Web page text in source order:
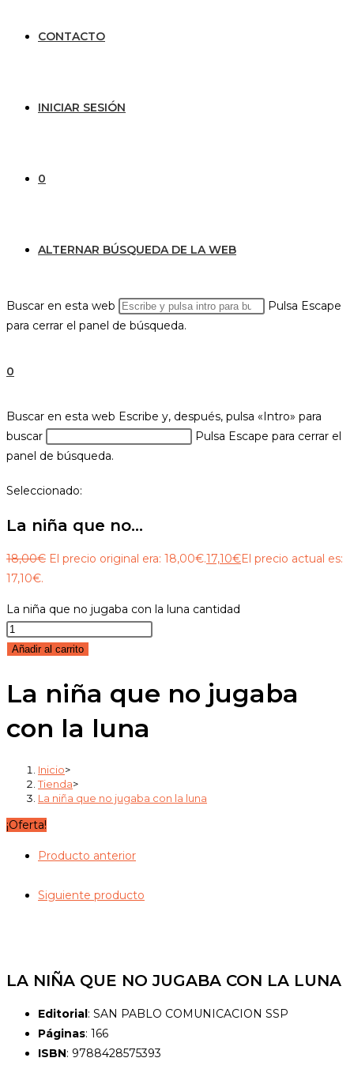
CONTACTO
INICIAR SESIÓN
0
ALTERNAR BÚSQUEDA DE LA WEB
Buscar en esta web
Pulsa Escape
para cerrar el panel de búsqueda.
0
Buscar en esta web Escribe y, después, pulsa «Intro» para
buscar
Pulsa Escape para cerrar el
panel de búsqueda.
Seleccionado:
La niña que no…
18,00€ El precio original era: 18,00€.17,10€El precio actual es:
17,10€.
La niña que no jugaba con la luna cantidad
Añadir al carrito
La niña que no jugaba
con la luna
Inicio>
Tienda>
La niña que no jugaba con la luna
¡Oferta!
Producto anterior
Siguiente producto
LA NIÑA QUE NO JUGABA CON LA LUNA
Editorial: SAN PABLO COMUNICACION SSP
Páginas: 166
ISBN: 9788428575393